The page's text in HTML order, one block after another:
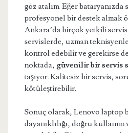
göz atalım. Eğer bataryanızda
profesyonel bir destek almak
Ankara’da birçok yetkili
servislerde, uzman
kontrol edebilir ve gerekirse
noktada, güvenilir bir servis
taşıyor. Kalitesiz bir servis,
kötüleştirebilir.
Sonuç olarak, Lenovo laptop
dayanıklılığı, doğru kullanım